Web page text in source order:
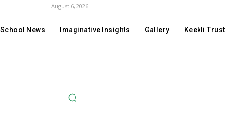
August 6, 2026
School News Imaginative Insights Gallery Keekli Trust